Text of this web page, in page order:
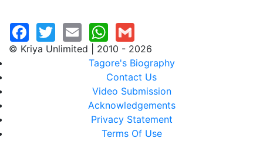
© Kriya Unlimited | 2010 - 2026
Tagore's Biography
Contact Us
Video Submission
Acknowledgements
Privacy Statement
Terms Of Use